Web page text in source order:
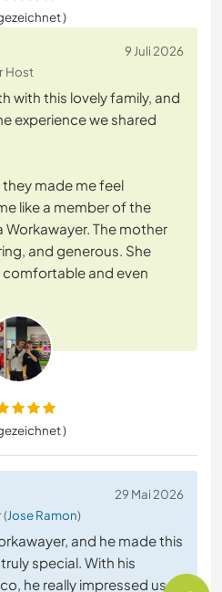
)
9 Juli 2026
Host
with this lovely family, and
experience we shared
made me feel
like a member of the
The mother
and generous. She
comfortable and even
)
29 Mai 2026
(Jose Ramon)
and he made this
special. With his
he really impressed us,